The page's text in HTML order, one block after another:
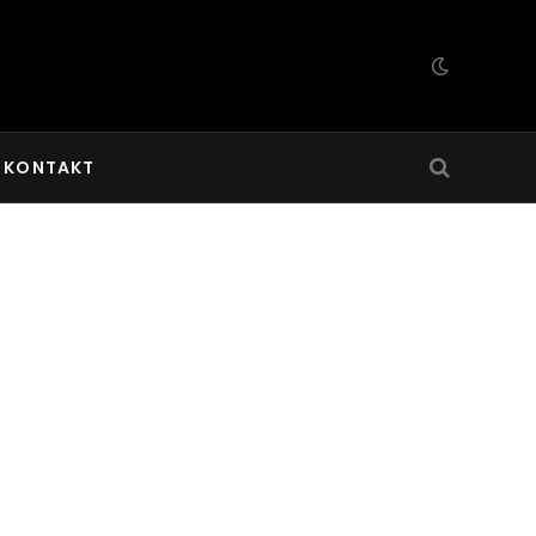
KONTAKT